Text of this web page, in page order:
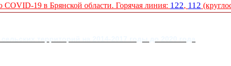
19 в Брянской области. Горячая линия: 122, 112